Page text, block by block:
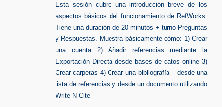
Esta sesión cubre una introducción breve de los
aspectos básicos del funcionamiento de RefWorks.
Tiene una duración de 20 minutos + turno Preguntas
y Respuestas. Muestra básicamente cómo: 1) Crear
una cuenta 2) Añadir referencias mediante la
Exportación Directa desde bases de datos online 3)
Crear carpetas 4) Crear una bibliografía – desde una
lista de referencias y desde un documento utilizando
Write N Cite